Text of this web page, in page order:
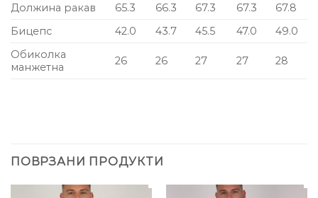
Должина ракав
65.3 66.3 67.3 67.3
67.8
Бицепс
42.0 43.7 45.5 47.0
49.0
Обиколка
манжетна
26 26 27 27 28
ПОВРЗАНИ ПРОДУКТИ